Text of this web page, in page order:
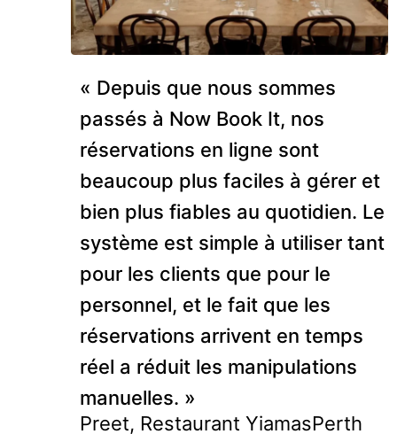
« Depuis que nous sommes
passés à Now Book It, nos
réservations en ligne sont
beaucoup plus faciles à gérer et
bien plus fiables au quotidien. Le
système est simple à utiliser tant
pour les clients que pour le
personnel, et le fait que les
réservations arrivent en temps
réel a réduit les manipulations
manuelles. »
Preet, Restaurant YiamasPerth